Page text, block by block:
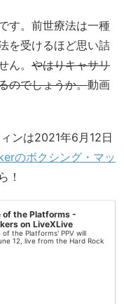
す。前世療法は一種
を受けるほど思い詰
ん。 やはりキャサリ
のでしょうか。動画
ンは2021年6月12日
のボクシング・マッ
！
of the Platforms -
on LiveXLive
of the Platforms' PPV will
12, live from the Hard Rock